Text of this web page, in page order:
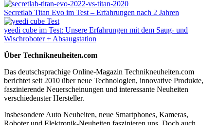
Secretlab Titan Evo im Test – Erfahrungen nach 2 Jahren
yeedi cube im Test: Unsere Erfahrungen mit dem Saug- und
Wischroboter + Absaugstation
Über Technikneuheiten.com
Das deutschsprachige Online-Magazin Technikneuheiten.com
berichtet seit 2010 über neue Technologien, innovative Produkte,
faszinierende Neuerscheinungen und interessante Neuheiten
verschiedenster Hersteller.
Insbesondere Auto Neuheiten, neue Smartphones, Kameras,
Roboter und Elektronik-Neuheiten faszinieren uns. Doch auch